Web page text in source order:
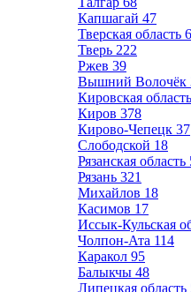
Капшагай 47
Тверская область
Тверь 222
Ржев 39
Вышний Волочёк
Кировская область
Киров 378
Кирово-Чепецк 37
Слободской 18
Рязанская область
Рязань 321
Михайлов 18
Касимов 17
Иссык-Кульская
Чолпон-Ата 114
Каракол 95
Балыкчы 48
Липецкая область